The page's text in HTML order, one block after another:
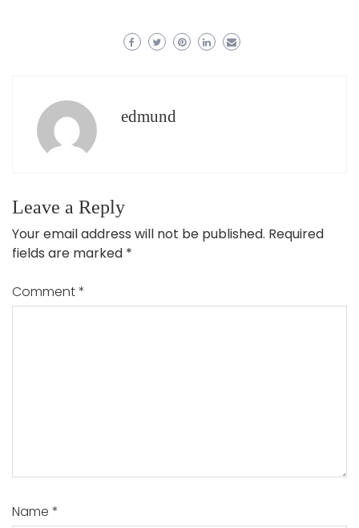
edmund
Leave a Reply
Your email address will not be published. Required
fields are marked *
Comment*
Name *